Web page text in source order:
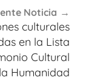
Noticia
culturales
en la Lista
Cultural
Humanidad